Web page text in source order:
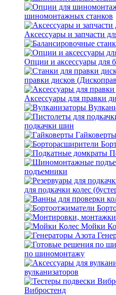
шиномонтажных станков
Аксессуары и запчасти
Опции и аксессуары для
правки дисков
Аксессуары для правки
подкачки шин
Гайковерты
подъемники
для подкачки колес
Мойки
по шиномонтажу
вулканизаторов
Вибростенд